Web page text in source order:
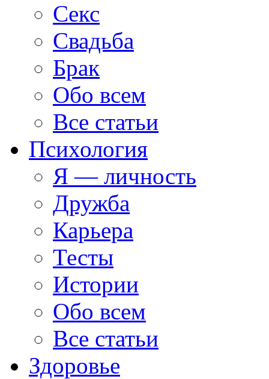
Секс
Свадьба
Брак
Обо всем
Все статьи
Психология
Я — личность
Дружба
Карьера
Тесты
Истории
Обо всем
Все статьи
Здоровье